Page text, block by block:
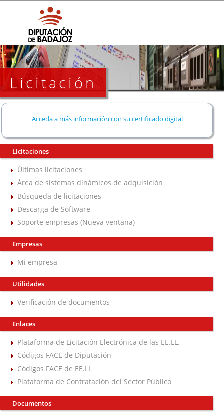
Licitación
Acceda a más información con su certificado digital
Licitaciones
Últimas licitaciones
Área de sistemas dinámicos de adquisición
Búsqueda de licitaciones
Descarga de Software
Soporte empresas (Nueva ventana)
Empresas
Mi empresa
Utilidades
Verificación de documentos
Enlaces
Plataforma de Licitación Electrónica de las EE.LL.
Códigos FACE de Diputación
Códigos FACE de EE.LL
Plataforma de Contratación del Sector Público
Documentos